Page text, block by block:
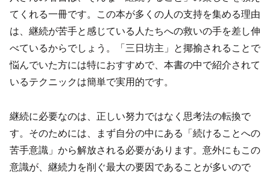
てくれる一冊です。この本が多くの人の支持を集める理由
は、継続が苦手と感じている人たちへの救いの手を差し伸
べているからでしょう。「三日坊主」と揶揄されることで
悩んでいた方には特におすすめで、本書の中で紹介されて
いるテクニックは簡単で実用的です。
継続に必要なのは、正しい努力ではなく思考法の転換で
す。そのためには、まず自分の中にある「続けることへの
苦手意識」から解放される必要があります。意外にもこの
意識が、継続力を削ぐ最大の要因であることが多いので